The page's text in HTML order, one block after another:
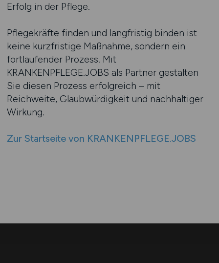
Erfolg in der Pflege.
Pflegekräfte finden und langfristig binden ist
keine kurzfristige Maßnahme, sondern ein
fortlaufender Prozess. Mit
KRANKENPFLEGE.JOBS als Partner gestalten
Sie diesen Prozess erfolgreich – mit
Reichweite, Glaubwürdigkeit und nachhaltiger
Wirkung.
Zur Startseite von KRANKENPFLEGE.JOBS